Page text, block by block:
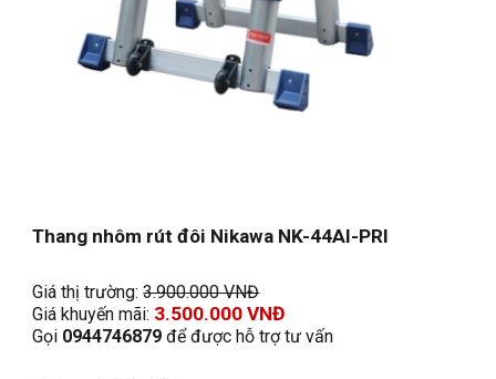
Thang nhôm rút đôi Nikawa NK-44AI-PRI
Giá thị trường: 3.900.000 VNĐ
Giá khuyến mãi: 3.500.000 VNĐ
Gọi 0944746879 để được hỗ trợ tư vấn